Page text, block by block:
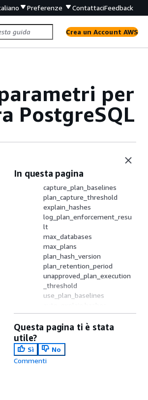
Preferenze ContattaciFeedback
Crea un Account AWS
per
PostgreSQL
In questa pagina
capture_plan_baselines
plan_capture_threshold
explain_hashes
log_plan_enforcement_resu
lt
max_databases
max_plans
plan_hash_version
plan_retention_period
unapproved_plan_execution
_threshold
use_plan_baselines
Questa pagina ti è stata
utile?
Sì
No
Commenti